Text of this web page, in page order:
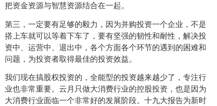
把资金资源与智慧资源结合在一起。
第三，一定要有足够的毅力，因为并购投资一个企业，不是
搭上车就可以等着下车了，要有坚强的韧性和耐性，解决投
资中、运营中、退出中，各个方面各个环节的遇到的困难和
问题，为投资者取得最佳的投资效益。
我们现在搞股权投资的，全能型的投资越来越少了，专注行
业也非常重要。云月只做大消费行业的控股投资，也是因为
大消费行业面临一个非常好的发展阶段。十九大报告为新时